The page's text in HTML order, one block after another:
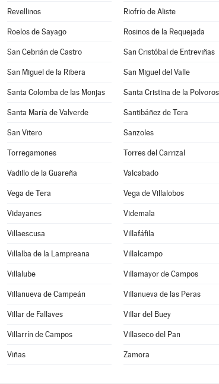
Revellinos Riofrío de Aliste
Roelos de Sayago Rosinos de la Requejada
San Cebrián de Castro San Cristóbal de Entreviñas
San Miguel de la Ribera San Miguel del Valle
Santa Colomba de las Monjas Santa Cristina de la
Santa María de Valverde Santibáñez de Tera
San Vitero Sanzoles
Torregamones Torres del Carrizal
Vadillo de la Guareña Valcabado
Vega de Tera Vega de Villalobos
Vidayanes Videmala
Villaescusa Villafáfila
Villalba de la Lampreana Villalcampo
Villalube Villamayor de Campos
Villanueva de Campeán Villanueva de las Peras
Villar de Fallaves Villar del Buey
Villarrín de Campos Villaseco del Pan
Viñas Zamora